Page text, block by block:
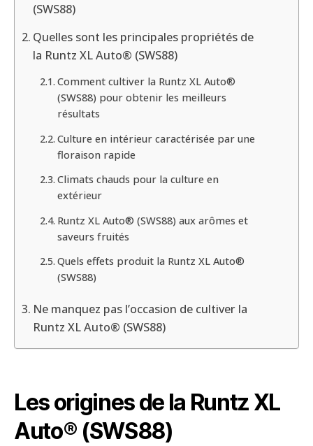
(SWS88)
Quelles sont les principales propriétés de
la Runtz XL Auto® (SWS88)
Comment cultiver la Runtz XL Auto®
(SWS88) pour obtenir les meilleurs
résultats
Culture en intérieur caractérisée par une
floraison rapide
Climats chauds pour la culture en
extérieur
Runtz XL Auto® (SWS88) aux arômes et
saveurs fruités
Quels effets produit la Runtz XL Auto®
(SWS88)
Ne manquez pas l’occasion de cultiver la
Runtz XL Auto® (SWS88)
Les origines de la Runtz XL
Auto® (SWS88)